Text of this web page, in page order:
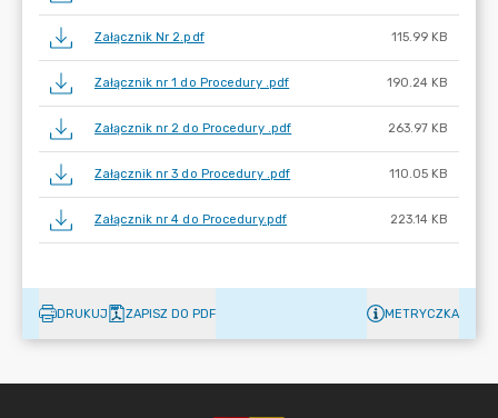
Załącznik Nr 2.pdf 115.99 KB
Załącznik nr 1 do Procedury .pdf 190.24 KB
Załącznik nr 2 do Procedury .pdf 263.97 KB
Załącznik nr 3 do Procedury .pdf 110.05 KB
Załącznik nr 4 do Procedury.pdf 223.14 KB
DRUKUJ ZAPISZ DO PDF METRYCZKA